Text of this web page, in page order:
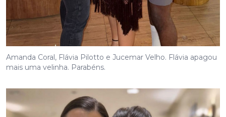
Amanda Coral, Flávia Pilotto e Jucemar Velho. Flávia apagou
mais uma velinha. Parabéns.